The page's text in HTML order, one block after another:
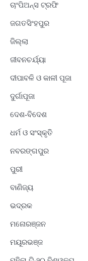
ଚାଂପିଅନ୍ସ ଟ୍ରଫି
ଜଗତସିଂହପୁର
ଜିଲ୍ଲା
ଜୀବନଚର୍ଯ୍ୟା
ଦୀପାବଳି ଓ କାଳୀ ପୂଜା
ଦୁର୍ଗାପୂଜା
ଦେଶ-ବିଦେଶ
ଧର୍ମ ଓ ସଂସ୍କୃତି
ନବରଙ୍ଗପୁର
ପୁରୀ
ବାଣିଜ୍ୟ
ଭଦ୍ରକ
ମନୋରଞ୍ଜନ
ମୟୂରଭଞ୍ଜ